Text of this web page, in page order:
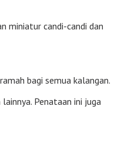
miniatur candi-candi dan
bagi semua kalangan.
Penataan ini juga